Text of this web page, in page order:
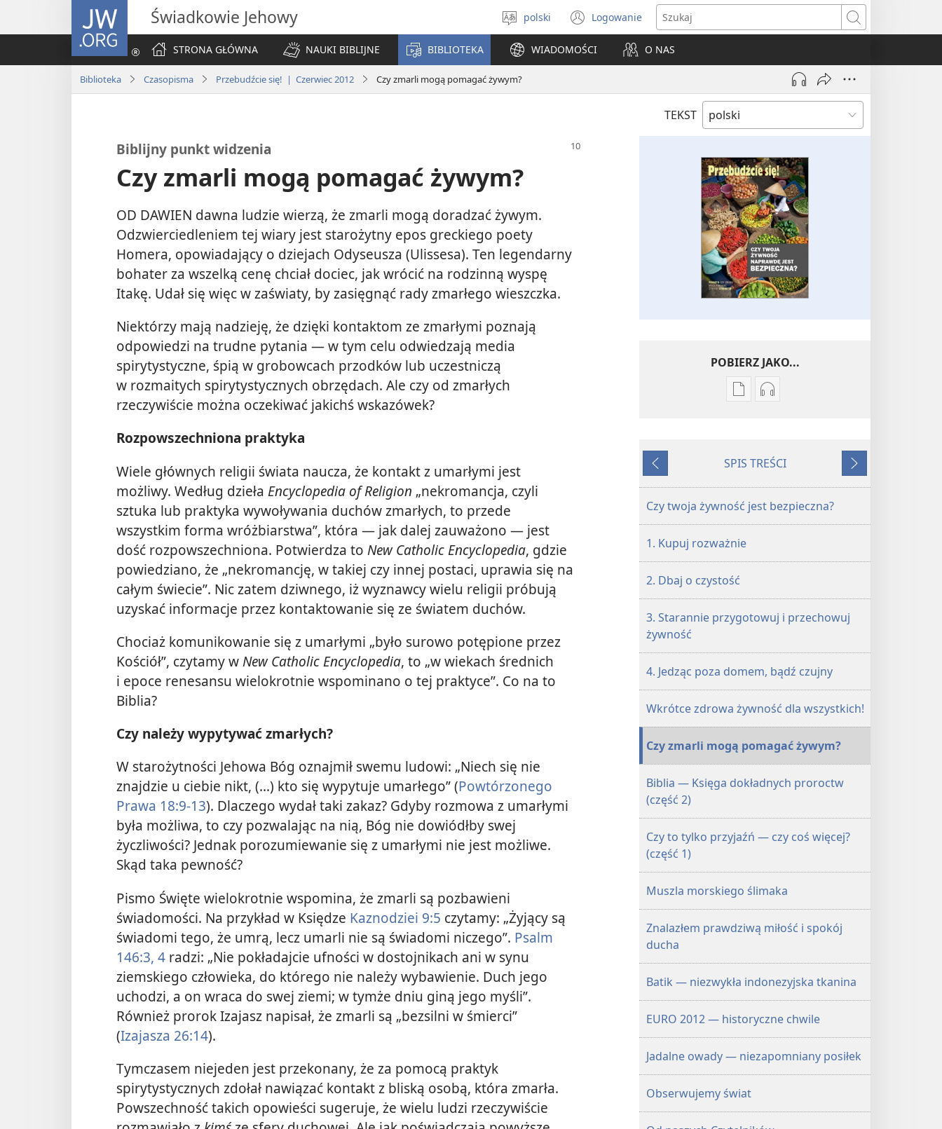
JW.ORG Świadkowie Jehowy
Wybór
języka
polski Logowanie
(opens
new
window)
Szukaj
STRONA GŁÓWNA
NAUKI BIBLIJNE BIBLIOTEKA WIADOMOŚCI O NAS
Biblioteka Czasopisma Przebudźcie się! | Czerwiec 2012 Czy zmarli mogą pomagać żywym?
TEKST
Biblijny punkt widzenia
Czy zmarli mogą pomagać żywym?
OD DAWIEN dawna ludzie wierzą, że zmarli mogą doradzać żywym.
Odzwierciedleniem tej wiary jest starożytny epos greckiego poety
Homera, opowiadający o dziejach Odyseusza (Ulissesa). Ten legendarny
bohater za wszelką cenę chciał dociec, jak wrócić na rodzinną wyspę
Itakę. Udał się więc w zaświaty, by zasięgnąć rady zmarłego wieszczka.
Niektórzy mają nadzieję, że dzięki kontaktom ze zmarłymi poznają
odpowiedzi na trudne pytania — w tym celu odwiedzają media
spirytystyczne, śpią w grobowcach przodków lub uczestniczą
w rozmaitych spirytystycznych obrzędach. Ale czy od zmarłych
rzeczywiście można oczekiwać jakichś wskazówek?
Rozpowszechniona praktyka
Wiele głównych religii świata naucza, że kontakt z umarłymi jest
możliwy. Według dzieła Encyclopedia of Religion „nekromancja, czyli
sztuka lub praktyka wywoływania duchów zmarłych, to przede
wszystkim forma wróżbiarstwa”, która — jak dalej zauważono — jest
dość rozpowszechniona. Potwierdza to New Catholic Encyclopedia, gdzie
powiedziano, że „nekromancję, w takiej czy innej postaci, uprawia się na
całym świecie”. Nic zatem dziwnego, iż wyznawcy wielu religii próbują
uzyskać informacje przez kontaktowanie się ze światem duchów.
Chociaż komunikowanie się z umarłymi „było surowo potępione przez
Kościół”, czytamy wNew Catholic Encyclopedia, to „w wiekach średnich
i epoce renesansu wielokrotnie wspominano o tej praktyce”. Co na to
Biblia?
Czy należy wypytywać zmarłych?
W starożytności Jehowa Bóg oznajmił swemu ludowi: „Niech się nie
znajdzie u ciebie nikt, (...) kto się wypytuje umarłego” (Powtórzonego
Prawa 18:9-13). Dlaczego wydał taki zakaz? Gdyby rozmowa z umarłymi
była możliwa, to czy pozwalając na nią, Bóg nie dowiódłby swej
życzliwości? Jednak porozumiewanie się z umarłymi nie jest możliwe.
Skąd taka pewność?
Pismo Święte wielokrotnie wspomina, że zmarli są pozbawieni
świadomości. Na przykład w Księdze Kaznodziei 9:5 czytamy: „Żyjący są
świadomi tego, że umrą, lecz umarli nie są świadomi niczego”. Psalm
146:3, 4 radzi: „Nie pokładajcie ufności w dostojnikach ani w synu
ziemskiego człowieka, do którego nie należy wybawienie. Duch jego
uchodzi, a on wraca do swej ziemi; w tymże dniu giną jego myśli”.
Również prorok Izajasz napisał, że zmarli są „bezsilni w śmierci”
(Izajasza 26:14).
Tymczasem niejeden jest przekonany, że za pomocą praktyk
spirytystycznych zdołał nawiązać kontakt z bliską osobą, która zmarła.
Powszechność takich opowieści sugeruje, że wielu ludzi rzeczywiście
POBIERZ JAKO...
Ustawienia
PRZEBUDŹCIE
Czerwiec 2012
Ustawienia
PRZEBUDŹCIE
Czerwiec 2012
Wstecz
SPIS TREŚCI
Dalej
Czy twoja żywność jest bezpieczna?
1. Kupuj rozważnie
2. Dbaj o czystość
3. Starannie przygotowuj i przechowuj
żywność
4. Jedząc poza domem, bądź czujny
Wkrótce zdrowa żywność dla wszystkich!
Czy zmarli mogą pomagać żywym?
Biblia — Księga dokładnych proroctw
(część 2)
Czy to tylko przyjaźń — czy coś więcej?
(część 1)
Muszla morskiego ślimaka
Znalazłem prawdziwą miłość i spokój
ducha
Batik — niezwykła indonezyjska tkanina
EURO 2012 — historyczne chwile
Jadalne owady — niezapomniany posiłek
Obserwujemy świat